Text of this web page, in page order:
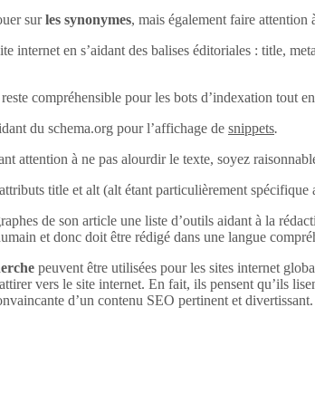
surles synonymes, mais également faire attention
internet en s’aidant des balises éditoriales : title,
compréhensible pour les bots d’indexation tout
du schema.org pour l’affichage de snippets.
attention à ne pas alourdir le texte, soyez
title et alt (alt étant particulièrement spécifique
de son article une liste d’outils aidant à la
et donc doit être rédigé dans une langue
peuvent être utilisées pour les sites internet
vers le site internet. En fait, ils pensent qu’ils
d’un contenu SEO pertinent et divertissant.